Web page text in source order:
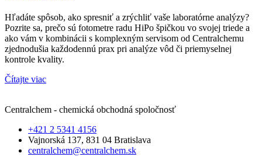
Hľadáte spôsob, ako spresniť a zrýchliť vaše laboratórne analýzy?
Pozrite sa, prečo sú fotometre radu HiPo špičkou vo svojej triede a
ako vám v kombinácii s komplexným servisom od Centralchemu
zjednodušia každodennú prax pri analýze vôd či priemyselnej
kontrole kvality.
Čítajte viac
Centralchem - chemická obchodná spoločnosť
+421 2 5341 4156
Vajnorská 137, 831 04 Bratislava
centralchem@centralchem.sk